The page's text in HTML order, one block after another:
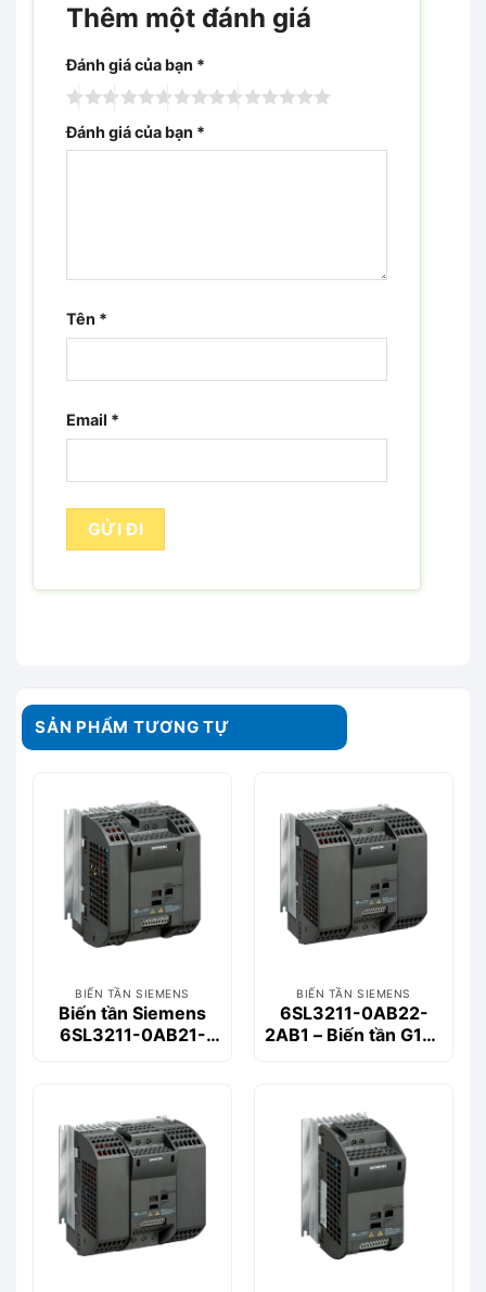
Thêm một đánh giá
Đánh giá của bạn *
Đánh giá của bạn *
Tên *
Email *
SẢN PHẨM TƯƠNG TỰ
BIẾN TẦN SIEMENS
Biến tần Siemens
6SL3211-0AB21-
BIẾN TẦN SIEMENS
6SL3211-0AB22-
2AB1 – Biến tần G110